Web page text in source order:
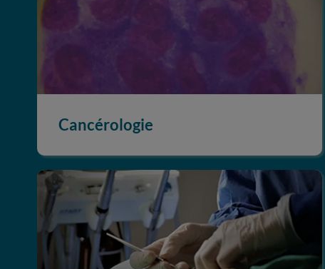
Cancérologie
Dentisterie